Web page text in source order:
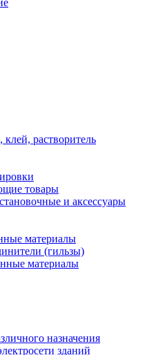
растворитель
товары
и аксессуары
материалы
(гильзы)
материалы
назначения
зданий